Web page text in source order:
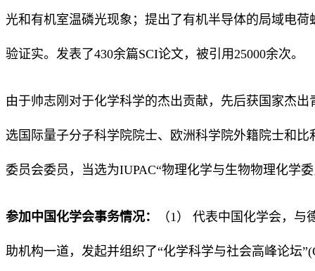
光和有机室温磷光现象；提出了有机半导体的局域电
验证实。发表了430余篇SCI论文，被引用25000余次。
由于帅志刚对于化学科学的杰出贡献，先后获国家杰
选国际量子分子科学院院士、欧洲科学院外籍院士和
委员会委员，当选为IUPAC“物理化学与生物物理化学
参加中国化学会事务情况： （1） 代表中国化学会，
助机构一道，发起并组织了“化学科学与社会高峰论坛